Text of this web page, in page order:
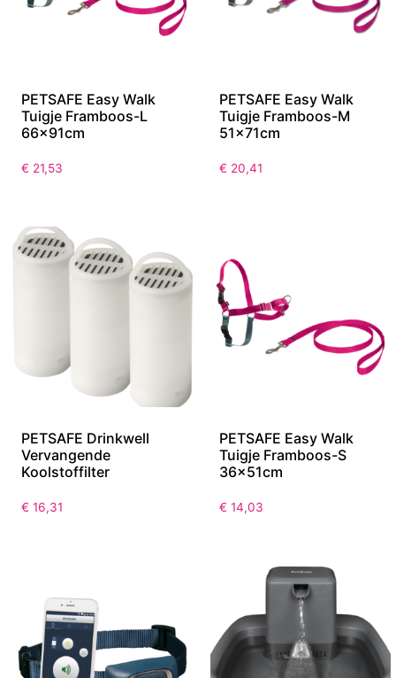
PETSAFE Easy Walk
Tuigje Framboos-L
66x91cm
€ 21,53
PETSAFE Easy Walk
Tuigje Framboos-M
51x71cm
€ 20,41
PETSAFE Drinkwell
Vervangende
Koolstoffilter
€ 16,31
PETSAFE Easy Walk
Tuigje Framboos-S
36x51cm
€ 14,03